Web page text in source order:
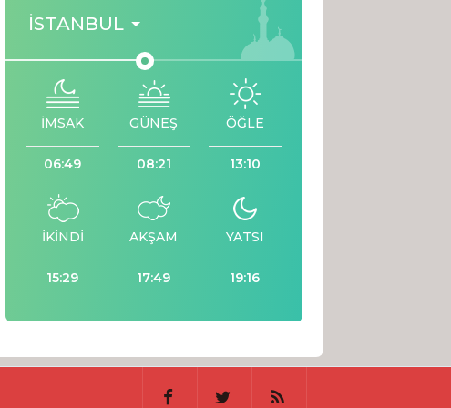
İSTANBUL
İMSAK
06:49
GÜNEŞ
08:21
ÖĞLE
13:10
İKİNDİ
15:29
AKŞAM
17:49
YATSI
19:16